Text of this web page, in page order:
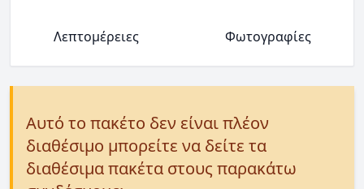
Λεπτομέρειες Φωτογραφίες
Αυτό το πακέτο δεν είναι πλέον
διαθέσιμο μπορείτε να δείτε τα
διαθέσιμα πακέτα στους παρακάτω